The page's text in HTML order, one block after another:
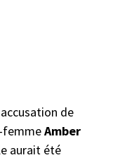
de
femmeAmber
aurait été